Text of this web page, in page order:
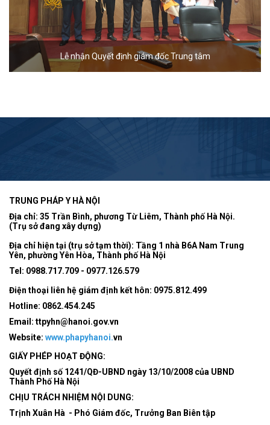
Lễ nhận Quyết định giám đốc Trung tâm
TRUNG PHÁP Y HÀ NỘI
Địa chỉ: 35 Trần Bình, phương Từ Liêm, Thành phố Hà Nội.
(Trụ sở đang xây dựng)
Địa chỉ hiện tại (trụ sở tạm thời): Tầng 1 nhà B6A Nam Trung
Yên, phường Yên Hòa, Thành phố Hà Nội
Tel: 0988.717.709 - 0977.126.579
Điện thoại liên hệ giám định kết hôn: 0975.812.499
Hotline: 0862.454.245
Email: ttpyhn@hanoi.gov.vn
Website: www.phapyhanoi.vn
GIẤY PHÉP HOẠT ĐỘNG:
Quyết định số 1241/QĐ-UBND ngày 13/10/2008 của UBND
Thành Phố Hà Nội
CHỊU TRÁCH NHIỆM NỘI DUNG:
Trịnh Xuân Hà - Phó Giám đốc, Trưởng Ban Biên tập